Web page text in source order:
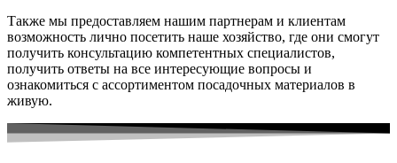
Также мы предоставляем нашим партнерам и клиентам
возможность лично посетить наше хозяйство, где они смогут
получить консультацию компетентных специалистов,
получить ответы на все интересующие вопросы и
ознакомиться с ассортиментом посадочных материалов в
живую.